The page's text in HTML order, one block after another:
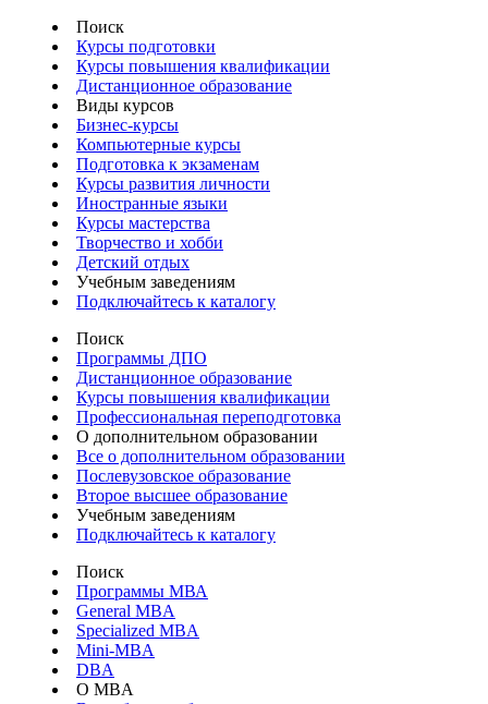
Поиск
Курсы подготовки
Курсы повышения квалификации
Дистанционное образование
Виды курсов
Бизнес-курсы
Компьютерные курсы
Подготовка к экзаменам
Курсы развития личности
Иностранные языки
Курсы мастерства
Творчество и хобби
Детский отдых
Учебным заведениям
Подключайтесь к каталогу
Поиск
Программы ДПО
Дистанционное образование
Курсы повышения квалификации
Профессиональная переподготовка
О дополнительном образовании
Все о дополнительном образовании
Послевузовское образование
Второе высшее образование
Учебным заведениям
Подключайтесь к каталогу
Поиск
Программы МВА
General MBA
Specialized MBA
Mini-MBA
DBA
О MBA